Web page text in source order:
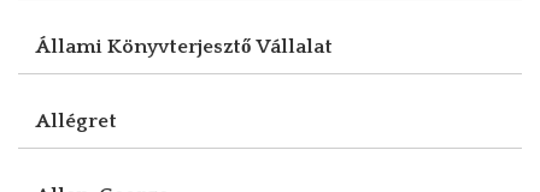
Állami Könyvterjesztő Vállalat
Allégret